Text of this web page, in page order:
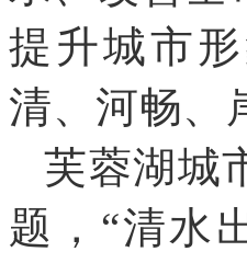
提升城市
清、河畅、
芙蓉湖城
题 ， “清水